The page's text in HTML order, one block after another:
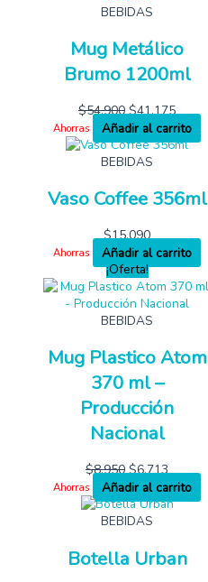
BEBIDAS
Mug Metálico
Brumo 1200ml
$54,900 $41,175
Ahorras
Añadir al carrito
BEBIDAS
Vaso Coffee 356ml
$15,090
Ahorras
Añadir al carrito
¡Oferta!
BEBIDAS
Mug Plastico Atom
370 ml –
Producción
Nacional
$8,950 $6,713
Ahorras
Añadir al carrito
BEBIDAS
Botella Urban